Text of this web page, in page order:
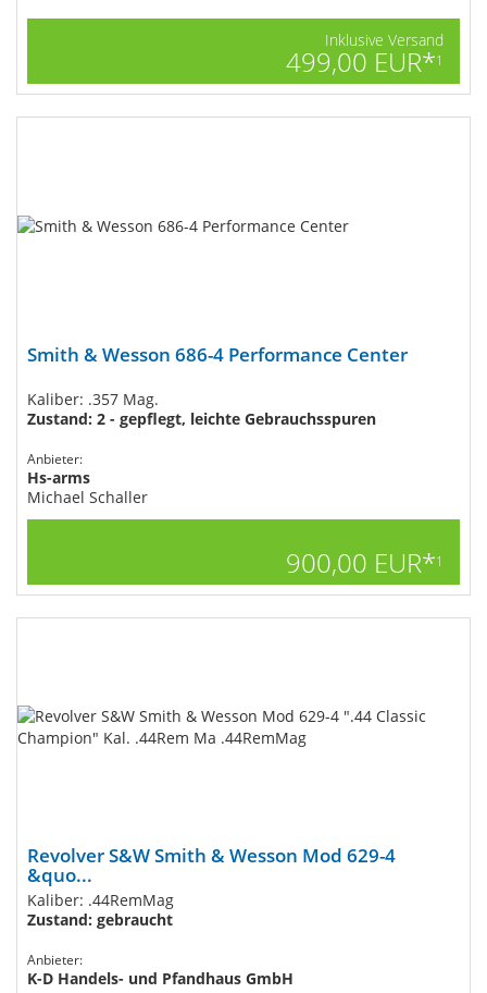
Inklusive Versand
499,00 EUR*1
Smith & Wesson 686-4 Performance Center
Kaliber: .357 Mag.
Zustand: 2 - gepflegt, leichte Gebrauchsspuren
Anbieter:
Hs-arms
Michael Schaller
900,00 EUR*1
Revolver S&W Smith & Wesson Mod 629-4
&quo...
Kaliber: .44RemMag
Zustand: gebraucht
Anbieter:
K-D Handels- und Pfandhaus GmbH